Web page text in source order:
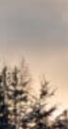
Vestfold
Østfold